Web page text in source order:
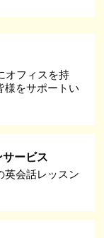
オフィスを持
様をサポートい
ービス
英会話レッスン